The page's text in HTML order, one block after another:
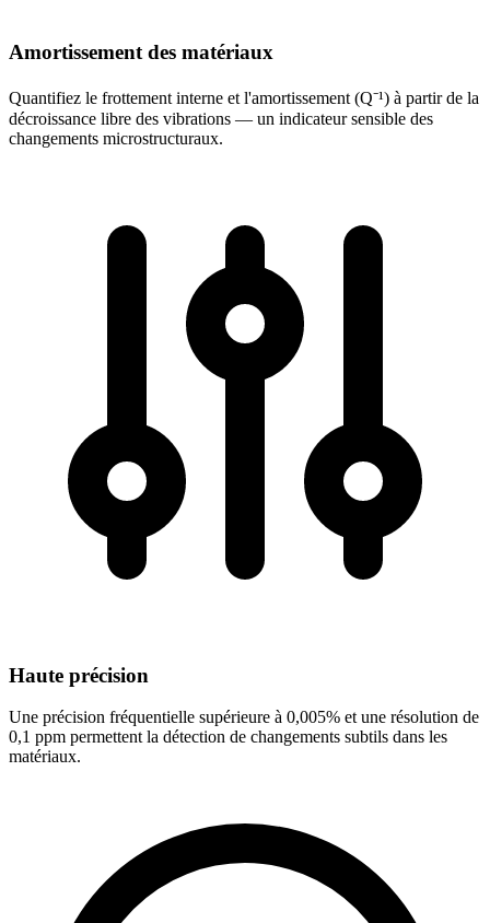
Amortissement des matériaux
Quantifiez le frottement interne et l'amortissement (Q⁻¹) à partir de la
décroissance libre des vibrations — un indicateur sensible des
changements microstructuraux.
Haute précision
Une précision fréquentielle supérieure à 0,005% et une résolution de
0,1 ppm permettent la détection de changements subtils dans les
matériaux.